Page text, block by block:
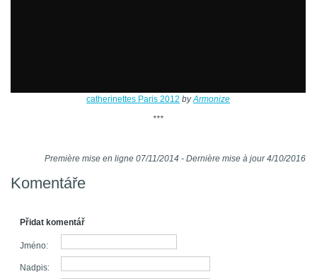
catherinettes Paris 2012 byArmonize
***
Première mise en ligne 07/11/2014 - Dernière mise à jour 4/10/2016
Komentáře
Přidat komentář
Jméno:
Nadpis: